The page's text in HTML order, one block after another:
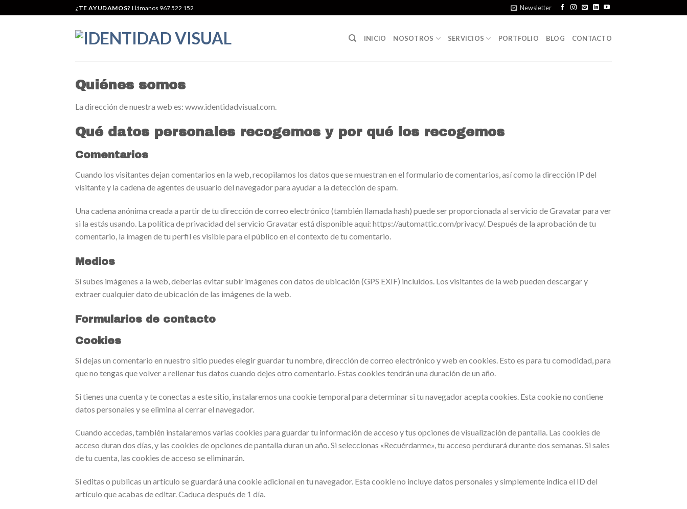
¿TE AYUDAMOS?Llámanos 967 522 152 Newsletter
INICIO NOSOTROS SERVICIOS PORTFOLIO BLOG CONTACTO
Quiénes somos
La dirección de nuestra web es: www.identidadvisual.com.
Qué datos personales recogemos y por qué los recogemos
Comentarios
Cuando los visitantes dejan comentarios en la web, recopilamos los datos que se muestran en el formulario de comentarios, así como la dirección IP del
visitante y la cadena de agentes de usuario del navegador para ayudar a la detección de spam.
Una cadena anónima creada a partir de tu dirección de correo electrónico (también llamada hash) puede ser proporcionada al servicio de Gravatar para ver
si la estás usando. La política de privacidad del servicio Gravatar está disponible aquí: https://automattic.com/privacy/. Después de la aprobación de tu
comentario, la imagen de tu perfil es visible para el público en el contexto de tu comentario.
Medios
Si subes imágenes a la web, deberías evitar subir imágenes con datos de ubicación (GPS EXIF) incluidos. Los visitantes de la web pueden descargar y
extraer cualquier dato de ubicación de las imágenes de la web.
Formularios de contacto
Cookies
Si dejas un comentario en nuestro sitio puedes elegir guardar tu nombre, dirección de correo electrónico y web en cookies. Esto es para tu comodidad, para
que no tengas que volver a rellenar tus datos cuando dejes otro comentario. Estas cookies tendrán una duración de un año.
Si tienes una cuenta y te conectas a este sitio, instalaremos una cookie temporal para determinar si tu navegador acepta cookies. Esta cookie no contiene
datos personales y se elimina al cerrar el navegador.
Cuando accedas, también instalaremos varias cookies para guardar tu información de acceso y tus opciones de visualización de pantalla. Las cookies de
acceso duran dos días, y las cookies de opciones de pantalla duran un año. Si seleccionas «Recuérdarme», tu acceso perdurará durante dos semanas. Si sales
de tu cuenta, las cookies de acceso se eliminarán.
Si editas o publicas un artículo se guardará una cookie adicional en tu navegador. Esta cookie no incluye datos personales y simplemente indica el ID del
artículo que acabas de editar. Caduca después de 1 día.